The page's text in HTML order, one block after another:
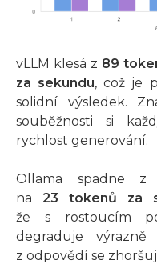
vLLM klesá z 89
za sekundu, což je
solidní výsledek.
souběžnosti si
rychlost generování.
Ollama spadne z
na 23 tokenů za
že s rostoucím
degraduje
z odpovědí se